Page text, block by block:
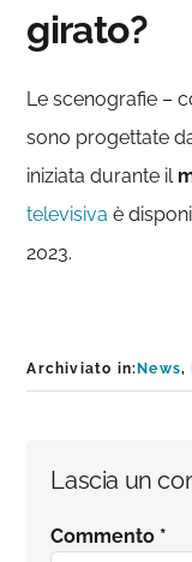
girato?
Le scenografie –
sono progettate
iniziata durante il
televisiva è
2023.
Archiviato in: News,
del
Lascia un
Commento *